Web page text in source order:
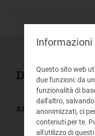
Documenti
Atti:
EEN 12/11
Questo sito web
due funzioni: da
funzionalità di
dall'altro,
anonimizzati, ci
contenuti per te.
all'utilizzo di